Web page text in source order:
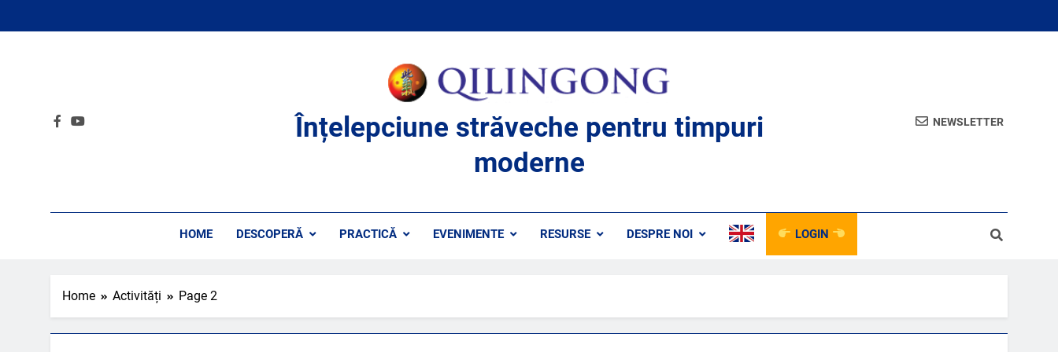
Înțelepciune străveche pentru timpuri
moderne
NEWSLETTER
HOME DESCOPERĂ PRACTICĂ EVENIMENTE RESURSE DESPRE NOI LOGIN
Home Activități Page 2